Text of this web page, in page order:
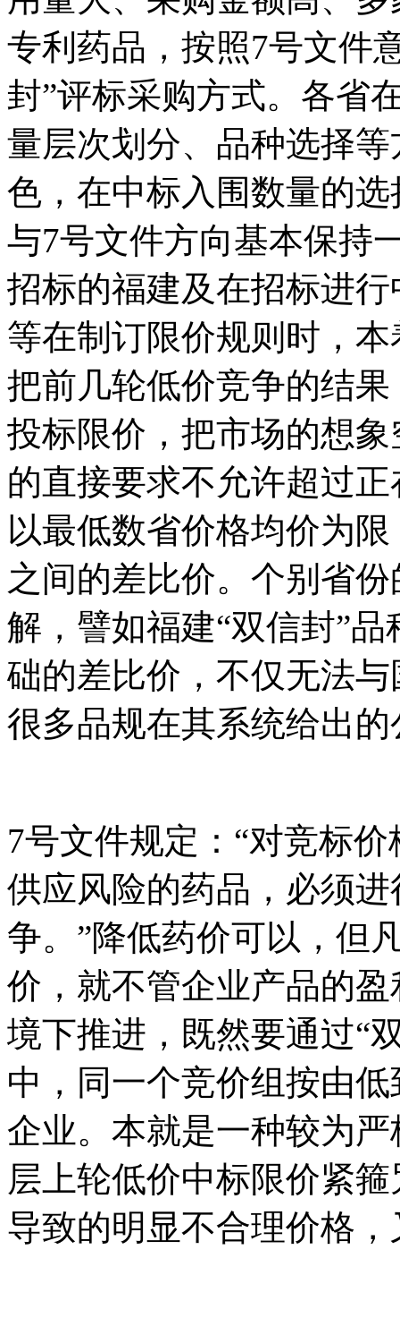
专利药品，按照7号文件
封”评标采购方式。各省
量层次划分、品种选择
色，在中标入围数量的
与7号文件方向基本保持
招标的福建及在招标进
等在制订限价规则时，
把前几轮低价竞争的结
投标限价，把市场的想
的直接要求不允许超过
以最低数省价格均价为
之间的差比价。个别省
解，譬如福建“双信封”
础的差比价，不仅无法
很多品规在其系统给出
7号文件规定：“对竞标
供应风险的药品，必须
争。”降低药价可以，但
价，就不管企业产品的
境下推进，既然要通过“
中，同一个竞价组按由
企业。本就是一种较为
层上轮低价中标限价紧
导致的明显不合理价格